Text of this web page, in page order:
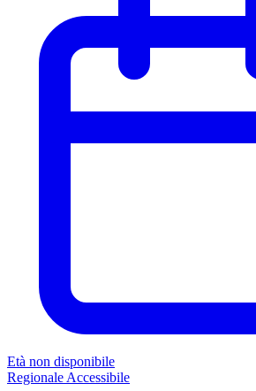
Età non disponibile
Regionale Accessibile